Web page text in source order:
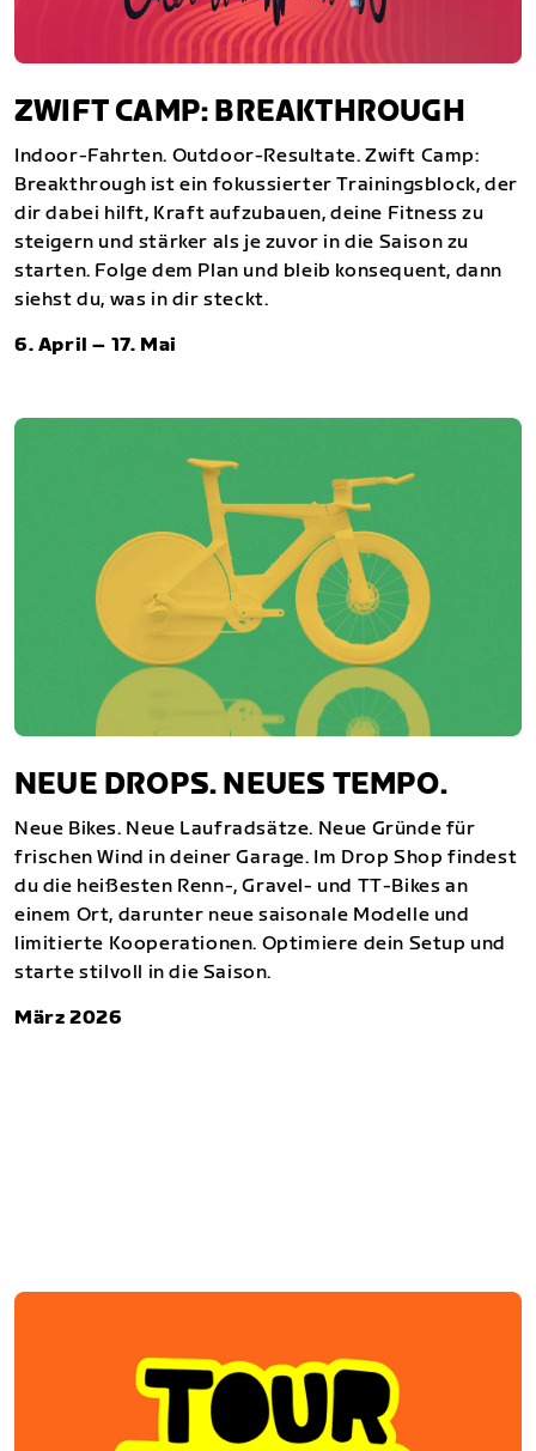
ZWIFT CAMP: BREAKTHROUGH
Indoor-Fahrten. Outdoor-Resultate. Zwift Camp:
Breakthrough ist ein fokussierter Trainingsblock, der
dir dabei hilft, Kraft aufzubauen, deine Fitness zu
steigern und stärker als je zuvor in die Saison zu
starten. Folge dem Plan und bleib konsequent, dann
siehst du, was in dir steckt.
6. April – 17. Mai
NEUE DROPS. NEUES TEMPO.
Neue Bikes. Neue Laufradsätze. Neue Gründe für
frischen Wind in deiner Garage. Im Drop Shop findest
du die heißesten Renn-, Gravel- und TT-Bikes an
einem Ort, darunter neue saisonale Modelle und
limitierte Kooperationen. Optimiere dein Setup und
starte stilvoll in die Saison.
März 2026